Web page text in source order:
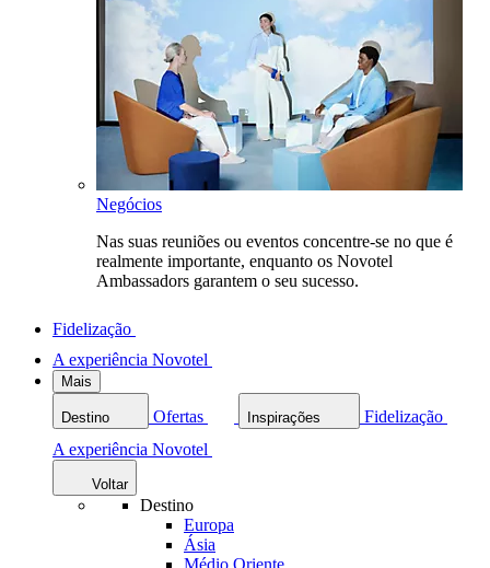
Negócios
Nas suas reuniões ou eventos concentre-se no que é
realmente importante, enquanto os Novotel
Ambassadors garantem o seu sucesso.
Fidelização
A experiência Novotel
Mais
Destino Ofertas Inspirações
Fidelização
A experiência Novotel
Voltar
Destino
Europa
Ásia
Médio Oriente